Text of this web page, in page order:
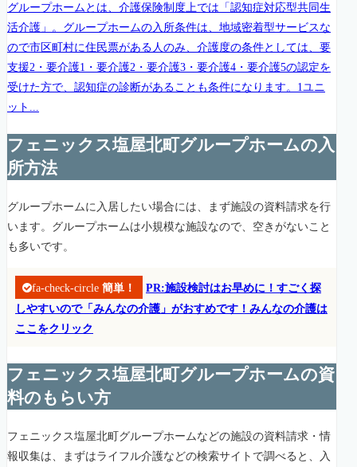
グループホームとは、介護保険制度上では「認知症対応型共同生
活介護」。グループホームの入所条件は、地域密着型サービスな
ので市区町村に住民票がある人のみ、介護度の条件としては、要
支援2・要介護1・要介護2・要介護3・要介護4・要介護5の認定を
受けた方で、認知症の診断があることも条件になります。1ユニ
ット...
フェニックス塩屋北町グループホームの入
所方法
グループホームに入居したい場合には、まず施設の資料請求を行
います。グループホームは小規模な施設なので、空きがないこと
も多いです。
fa-check-circle 簡単！
PR:施設検討はお早めに！すごく探
しやすいので「みんなの介護」がおすめです！みんなの介護は
ここをクリック
フェニックス塩屋北町グループホームの資
料のもらい方
フェニックス塩屋北町グループホームなどの施設の資料請求・情
報収集は、まずはライフル介護などの検索サイトで調べると、入